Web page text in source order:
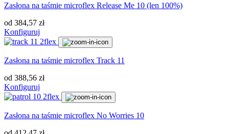
Zasłona na taśmie microflex Release Me 10 (len 100%)
od 384,57 zł
Konfiguruj
Zasłona na taśmie microflex Track 11
od 388,56 zł
Konfiguruj
Zasłona na taśmie microflex No Worries 10